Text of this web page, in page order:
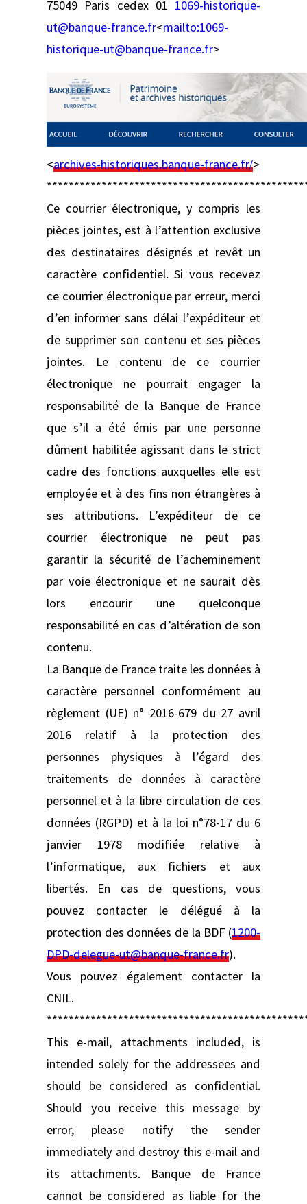
75049 Paris cedex 01 1069-historique-
ut@banque-france.fr<mailto:1069-
historique-ut@banque-france.fr>
<archives-historiques.banque-france.fr/>
Ce courrier électronique, y compris les
pièces jointes, est à l’attention exclusive
des destinataires désignés et revêt un
caractère confidentiel. Si vous recevez
ce courrier électronique par erreur, merci
d’en informer sans délai l’expéditeur et
de supprimer son contenu et ses pièces
jointes. Le contenu de ce courrier
électronique ne pourrait engager la
responsabilité de la Banque de France
que s’il a été émis par une personne
dûment habilitée agissant dans le strict
cadre des fonctions auxquelles elle est
employée et à des fins non étrangères à
ses attributions. L’expéditeur de ce
courrier électronique ne peut pas
garantir la sécurité de l’acheminement
par voie électronique et ne saurait dès
lors encourir une quelconque
responsabilité en cas d’altération de son
contenu.
La Banque de France traite les données à
caractère personnel conformément au
règlement (UE) n° 2016-679 du 27 avril
2016 relatif à la protection des
personnes physiques à l’égard des
traitements de données à caractère
personnel et à la libre circulation de ces
données (RGPD) et à la loi n°78-17 du 6
janvier 1978 modifiée relative à
l’informatique, aux fichiers et aux
libertés. En cas de questions, vous
pouvez contacter le délégué à la
protection des données de la BDF (1200-
DPD-delegue-ut@banque-france.fr).
Vous pouvez également contacter la
CNIL.
This e-mail, attachments included, is
intended solely for the addressees and
should be considered as confidential.
Should you receive this message by
error, please notify the sender
immediately and destroy this e-mail and
its attachments. Banque de France
cannot be considered as liable for the